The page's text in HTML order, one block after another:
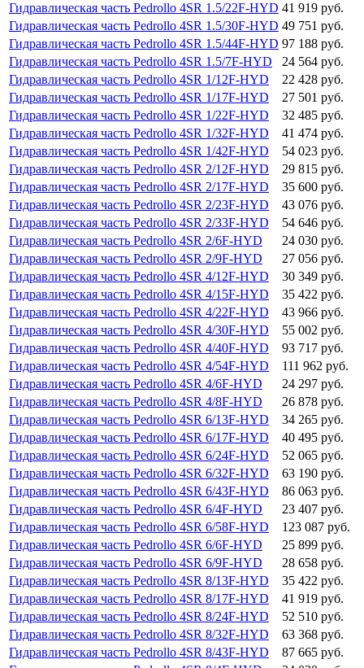
Гидравлическая часть Pedrollo 4SR 1.5/22F-HYD 41 919 руб.
Гидравлическая часть Pedrollo 4SR 1.5/30F-HYD 49 751 руб.
Гидравлическая часть Pedrollo 4SR 1.5/44F-HYD 97 188 руб.
Гидравлическая часть Pedrollo 4SR 1.5/7F-HYD
24 564 руб.
Гидравлическая часть Pedrollo 4SR 1/12F-HYD
22 428 руб.
Гидравлическая часть Pedrollo 4SR 1/17F-HYD
27 501 руб.
Гидравлическая часть Pedrollo 4SR 1/22F-HYD
32 485 руб.
Гидравлическая часть Pedrollo 4SR 1/32F-HYD
41 474 руб.
Гидравлическая часть Pedrollo 4SR 1/42F-HYD
54 023 руб.
Гидравлическая часть Pedrollo 4SR 2/12F-HYD
29 815 руб.
Гидравлическая часть Pedrollo 4SR 2/17F-HYD
35 600 руб.
Гидравлическая часть Pedrollo 4SR 2/23F-HYD
43 076 руб.
Гидравлическая часть Pedrollo 4SR 2/33F-HYD
54 646 руб.
Гидравлическая часть Pedrollo 4SR 2/6F-HYD
24 030 руб.
Гидравлическая часть Pedrollo 4SR 2/9F-HYD
27 056 руб.
Гидравлическая часть Pedrollo 4SR 4/12F-HYD
30 349 руб.
Гидравлическая часть Pedrollo 4SR 4/15F-HYD
35 422 руб.
Гидравлическая часть Pedrollo 4SR 4/22F-HYD
43 966 руб.
Гидравлическая часть Pedrollo 4SR 4/30F-HYD
55 002 руб.
Гидравлическая часть Pedrollo 4SR 4/40F-HYD
93 717 руб.
Гидравлическая часть Pedrollo 4SR 4/54F-HYD
111 962 руб.
Гидравлическая часть Pedrollo 4SR 4/6F-HYD
24 297 руб.
Гидравлическая часть Pedrollo 4SR 4/8F-HYD
26 878 руб.
Гидравлическая часть Pedrollo 4SR 6/13F-HYD
34 265 руб.
Гидравлическая часть Pedrollo 4SR 6/17F-HYD
40 495 руб.
Гидравлическая часть Pedrollo 4SR 6/24F-HYD
52 065 руб.
Гидравлическая часть Pedrollo 4SR 6/32F-HYD
63 190 руб.
Гидравлическая часть Pedrollo 4SR 6/43F-HYD
86 063 руб.
Гидравлическая часть Pedrollo 4SR 6/4F-HYD
23 407 руб.
Гидравлическая часть Pedrollo 4SR 6/58F-HYD
123 087 руб.
Гидравлическая часть Pedrollo 4SR 6/6F-HYD
25 899 руб.
Гидравлическая часть Pedrollo 4SR 6/9F-HYD
28 658 руб.
Гидравлическая часть Pedrollo 4SR 8/13F-HYD
35 422 руб.
Гидравлическая часть Pedrollo 4SR 8/17F-HYD
41 919 руб.
Гидравлическая часть Pedrollo 4SR 8/24F-HYD
52 510 руб.
Гидравлическая часть Pedrollo 4SR 8/32F-HYD
63 368 руб.
Гидравлическая часть Pedrollo 4SR 8/43F-HYD
87 665 руб.